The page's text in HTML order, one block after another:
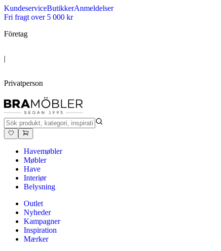
KundeserviceButikkerAnmeldelser
Fri fragt over 5 000 kr
Företag
|
Privatperson
Havemøbler
Møbler
Have
Interiør
Belysning
Outlet
Nyheder
Kampagner
Inspiration
Mærker